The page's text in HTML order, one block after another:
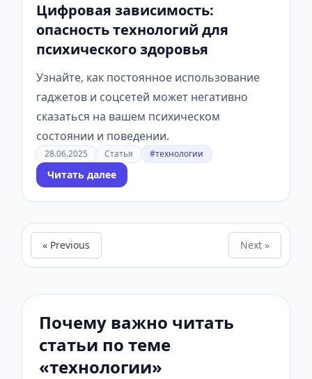
Цифровая зависимость:
опасность технологий для
психического здоровья
Узнайте, как постоянное использование
гаджетов и соцсетей может негативно
сказаться на вашем психическом
состоянии и поведении.
28.06.2025 Статья #технологии
Читать далее
« Previous Next »
Почему важно читать
статьи по теме
«технологии»